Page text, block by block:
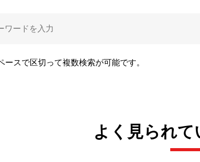
ースで区切って複数検索が可能です。
よく見られて